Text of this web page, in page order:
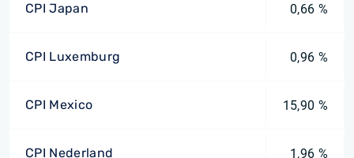
CPI Japan 0,66 %
CPI Luxemburg 0,96 %
CPI Mexico 15,90 %
CPI Nederland 1,96 %